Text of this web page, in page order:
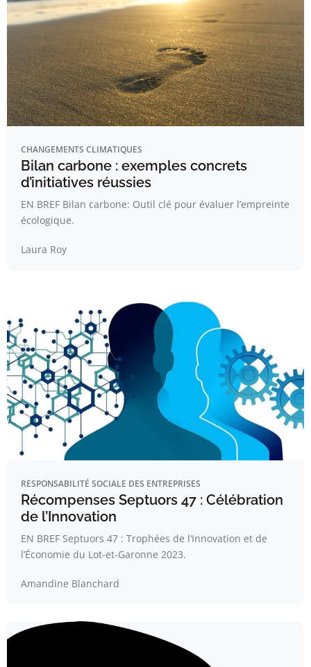
CHANGEMENTS CLIMATIQUES
Bilan carbone : exemples concrets
d’initiatives réussies
EN BREF Bilan carbone: Outil clé pour évaluer l’empreinte
écologique.
Laura Roy
RESPONSABILITÉ SOCIALE DES ENTREPRISES
Récompenses Septuors 47 : Célébration
de l’Innovation
EN BREF Septuors 47 : Trophées de l’Innovation et de
l’Économie du Lot-et-Garonne 2023.
Amandine Blanchard